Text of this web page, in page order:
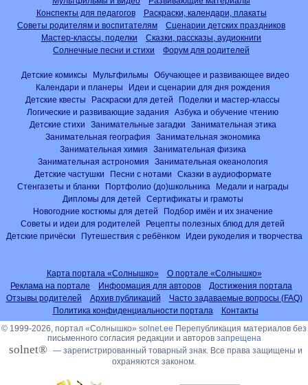
Конспекты для педагогов
Раскраски, календари, плакаты
Советы родителям и воспитателям
Сценарии детских праздников
Мастер-классы, поделки
Сказки, рассказы, аудиокниги
Солнечные песни и стихи
Форум для родителей
Детские комиксы Мультфильмы
Обучающее и развивающее видео
Календари и планеры
Идеи и сценарии для дня рождения
Детские квесты
Раскраски для детей
Поделки и мастер-классы
Логические и развивающие задания
Азбука и обучение чтению
Детские стихи
Занимательные загадки
Занимательная этика
Занимательная география
Занимательная экономика
Занимательная химия
Занимательная физика
Занимательная астрономия
Занимательная океанология
Детские частушки
Песни с нотами
Сказки в аудиоформате
Стенгазеты и бланки
Портфолио (до)школьника
Медали и награды
Дипломы для детей
Сертификаты и грамоты
Новогодние костюмы для детей
Подбор имён и их значение
Советы и идеи для родителей
Рецепты полезных блюд для детей
Детские причёски
Путешествия с ребёнком Идеи рукоделия и творчества
Карта портала «Солнышко»
О портале «Солнышко»
Реклама на портале
Информация для авторов
Достижения портала
Отзывы родителей
Архив публикаций
Часто задаваемые вопросы (FAQ)
Политика конфиденциальности портала
Контакты
© 1999-2026, портал «Солнышко» solnet.ee Перепубликация материалов без
письменного согласия редакции и авторов запрещена
solnet® — зарегистрированный товарный знак. Все права защищены и
охраняются законом.